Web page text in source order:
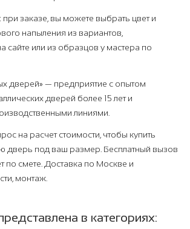
заказе, вы можете выбрать цвет и
напыления из вариантов,
сайте или из образцов у мастера по
дверей» — предприятие с опытом
дверей более 15 лет и
линиями.
на расчет стоимости, чтобы купить
дверь под ваш размер. Бесплатный вызов
по смете. Доставка по Москве и
монтаж.
в категориях: